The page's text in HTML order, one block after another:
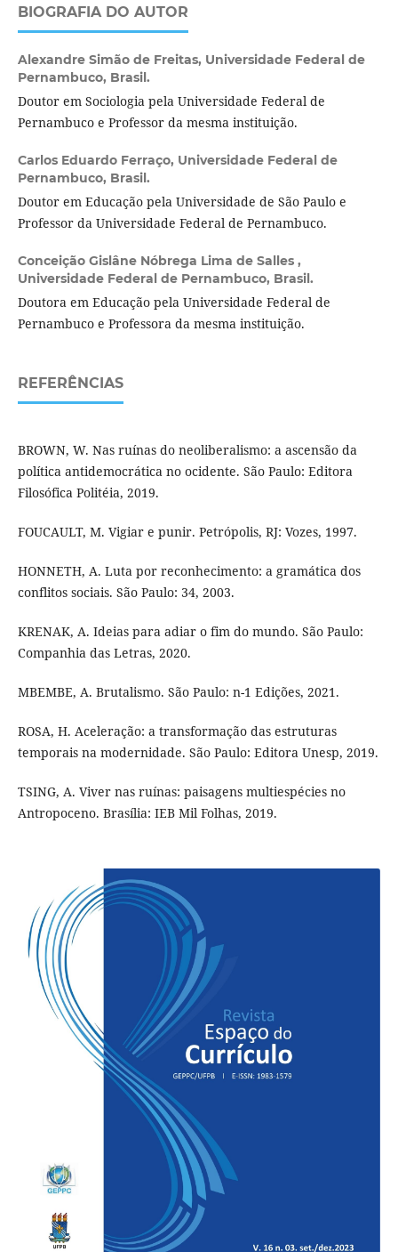
BIOGRAFIA DO AUTOR
Alexandre Simão de Freitas, Universidade Federal de
Pernambuco, Brasil.
Doutor em Sociologia pela Universidade Federal de
Pernambuco e Professor da mesma instituição.
Carlos Eduardo Ferraço, Universidade Federal de
Pernambuco, Brasil.
Doutor em Educação pela Universidade de São Paulo e
Professor da Universidade Federal de Pernambuco.
Conceição Gislâne Nóbrega Lima de Salles ,
Universidade Federal de Pernambuco, Brasil.
Doutora em Educação pela Universidade Federal de
Pernambuco e Professora da mesma instituição.
REFERÊNCIAS
BROWN, W. Nas ruínas do neoliberalismo: a ascensão da
política antidemocrática no ocidente. São Paulo: Editora
Filosófica Politéia, 2019.
FOUCAULT, M. Vigiar e punir. Petrópolis, RJ: Vozes, 1997.
HONNETH, A. Luta por reconhecimento: a gramática dos
conflitos sociais. São Paulo: 34, 2003.
KRENAK, A. Ideias para adiar o fim do mundo. São Paulo:
Companhia das Letras, 2020.
MBEMBE, A. Brutalismo. São Paulo: n-1 Edições, 2021.
ROSA, H. Aceleração: a transformação das estruturas
temporais na modernidade. São Paulo: Editora Unesp, 2019.
TSING, A. Viver nas ruínas: paisagens multiespécies no
Antropoceno. Brasília: IEB Mil Folhas, 2019.